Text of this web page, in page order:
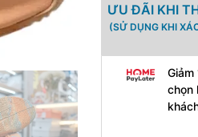
ƯU ĐÃI KHI
(SỬ DỤNG KHI
chọn